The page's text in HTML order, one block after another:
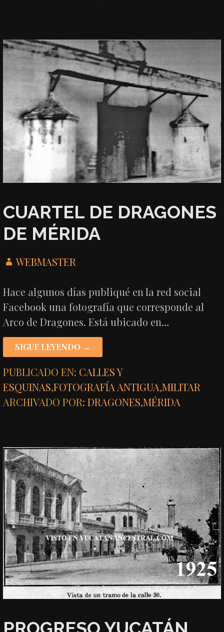
CUARTEL DE DRAGONES
DE MÉRIDA
WEBMASTER
Hace algunos días publiqué en la red social
Facebook una fotografía que corresponde al
Arco de Dragones. Está ubicado en…
SIGUE LEYENDO →
PUBLICADO EN: CALLES Y
ESQUINAS,FOTOGRAFÍA ANTIGUA,MILITAR
ARCHIVADO POR:DRAGONES,MÉRIDA